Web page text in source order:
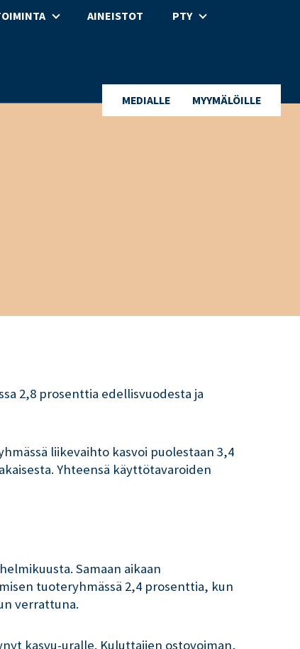
AINEISTOT PTY
MEDIALLE MYYMÄLÖILLE
2,8 prosenttia edellisvuodesta ja
liikevaihto kasvoi puolestaan 3,4
Yhteensä käyttötavaroiden
Samaan aikaan
tuoteryhmässä 2,4 prosenttia, kun
verrattuna.
kasvu-uralle. Kuluttajien ostovoiman,